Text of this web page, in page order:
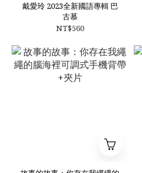
戴愛玲 2023全新國語專輯 巴
古慕
NT$560